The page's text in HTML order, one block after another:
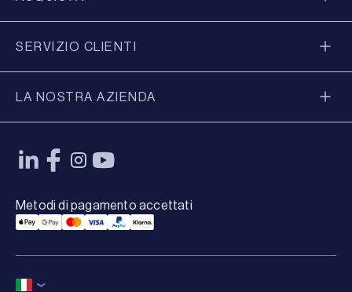
SERVIZIO CLIENTI
LA NOSTRA AZIENDA
Metodi di pagamento accettati
Applepay Payment
Googlepay Payment
Mastercard Payment
Visa Payment
Paypal Payment
Klarna Payment